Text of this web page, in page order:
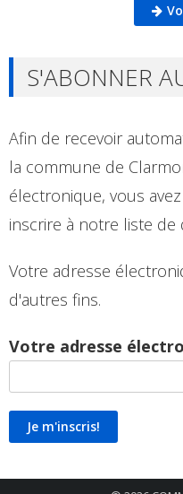
S'ABONNER
Afin de recevoir
la commune de
électronique, vous
inscrire à notre liste de
Votre adresse
d'autres fins.
Votre adresse